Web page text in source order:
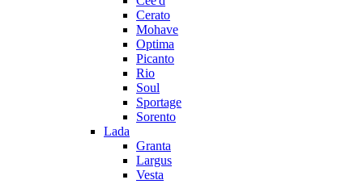
Cerato
Mohave
Optima
Picanto
Rio
Soul
Sportage
Sorento
Lada
Granta
Largus
Vesta